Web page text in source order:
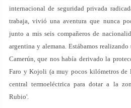
internacional de seguridad privada
trabaja, vivió una aventura que nunca
junto a mis seis compañeros de
argentina y alemana. Estábamos
Camerún, que nos había derivado la
Faro y Kojoli (a muy pocos kilómetros de
central termoeléctrica para dotar a la
Rubio'.